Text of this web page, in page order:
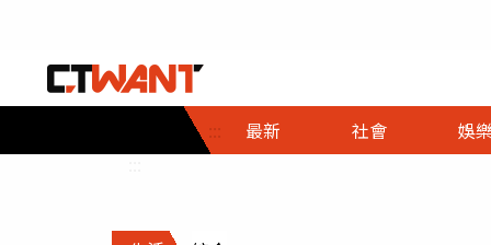
::: 最新 社會
社會首頁
時事
調查
娛樂
娛樂首頁
即時
財經首頁
熱線
政